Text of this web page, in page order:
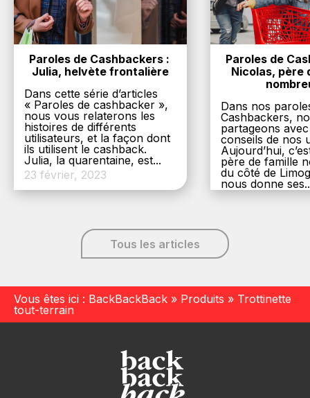
Paroles de Cashbackers :
Julia, helvète frontalière
Dans cette série d’articles
« Paroles de cashbacker »,
nous vous relaterons les
histoires de différents
utilisateurs, et la façon dont
ils utilisent le cashback.
Julia, la quarentaine, est...
23 février, 2023
Paroles de
Nicolas, père
Dans nos
Cashbackers,
partageons
conseils de nos
Aujourd’hui,
père de famille
du côté de
nous donne
Tous les articles
Vous êtes ici : BackBackBack » Produits » Trottinette
tout-terrain